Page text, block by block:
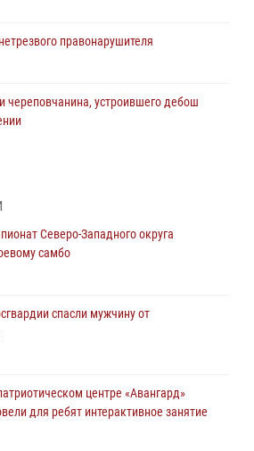
правонарушителя
череповчанина, устроившего дебош
и призеры Чемпионатов
по спортивному и боевому
1
ВНЕВЕДОМСТВЕННОЙ
Северо-Западного округа
самбо
спасли мужчину от
центре «Авангард»
для ребят интерактивное занятие